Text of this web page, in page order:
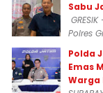
Sabu
Polres
Polda
Emas
Warga